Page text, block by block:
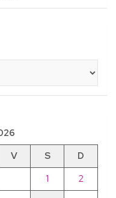
V S
D
1
2